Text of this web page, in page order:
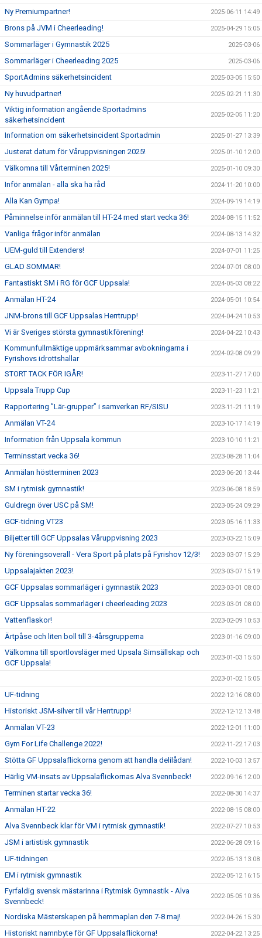
Ny Premiumpartner! 2025-06-11 14:49
Brons på JVM i Cheerleading! 2025-04-29 15:05
Sommarläger i Gymnastik 2025 2025-03-06
Sommarläger i Cheerleading 2025 2025-03-06
SportAdmins säkerhetsincident 2025-03-05 15:50
Ny huvudpartner! 2025-02-21 11:30
Viktig information angående Sportadmins
säkerhetsincident
2025-02-05 11:20
Information om säkerhetsincident Sportadmin 2025-01-27 13:39
Justerat datum för Våruppvisningen 2025! 2025-01-10 12:00
Välkomna till Vårterminen 2025! 2025-01-10 09:30
Inför anmälan - alla ska ha råd 2024-11-20 10:00
Alla Kan Gympa! 2024-09-19 14:19
Påminnelse inför anmälan till HT-24 med start vecka 36! 2024-08-15 11:52
Vanliga frågor inför anmälan 2024-08-13 14:32
UEM-guld till Extenders! 2024-07-01 11:25
GLAD SOMMAR! 2024-07-01 08:00
Fantastiskt SM i RG för GCF Uppsala! 2024-05-03 08:22
Anmälan HT-24 2024-05-01 10:54
JNM-brons till GCF Uppsalas Herrtrupp! 2024-04-24 10:53
Vi är Sveriges största gymnastikförening! 2024-04-22 10:43
Kommunfullmäktige uppmärksammar avbokningarna i
Fyrishovs idrottshallar
2024-02-08 09:29
STORT TACK FÖR IGÅR! 2023-11-27 17:00
Uppsala Trupp Cup 2023-11-23 11:21
Rapportering ”Lär-grupper” i samverkan RF/SISU 2023-11-21 11:19
Anmälan VT-24 2023-10-17 14:19
Information från Uppsala kommun 2023-10-10 11:21
Terminsstart vecka 36! 2023-08-28 11:04
Anmälan höstterminen 2023 2023-06-20 13:44
SM i rytmisk gymnastik! 2023-06-08 18:59
Guldregn över USC på SM! 2023-05-24 09:29
GCF-tidning VT23 2023-05-16 11:33
Biljetter till GCF Uppsalas Våruppvisning 2023 2023-03-22 15:09
Ny föreningsoverall - Vera Sport på plats på Fyrishov 12/3! 2023-03-07 15:29
Uppsalajakten 2023! 2023-03-07 15:19
GCF Uppsalas sommarläger i gymnastik 2023 2023-03-01 08:00
GCF Uppsalas sommarläger i cheerleading 2023 2023-03-01 08:00
Vattenflaskor! 2023-02-09 10:53
Ärtpåse och liten boll till 3-4årsgrupperna 2023-01-16 09:00
Välkomna till sportlovsläger med Upsala Simsällskap och
GCF Uppsala!
2023-01-03 15:50
2023-01-02 15:05
UF-tidning 2022-12-16 08:00
Historiskt JSM-silver till vår Herrtrupp! 2022-12-12 13:48
Anmälan VT-23 2022-12-01 11:00
Gym For Life Challenge 2022! 2022-11-22 17:03
Stötta GF Uppsalaflickorna genom att handla delilådan! 2022-10-03 13:57
Härlig VM-insats av Uppsalaflickornas Alva Svennbeck! 2022-09-16 12:00
Terminen startar vecka 36! 2022-08-30 14:37
Anmälan HT-22 2022-08-15 08:00
Alva Svennbeck klar för VM i rytmisk gymnastik! 2022-07-27 10:53
JSM i artistisk gymnastik 2022-06-28 09:16
UF-tidningen 2022-05-13 13:08
EM i rytmisk gymnastik 2022-05-12 16:15
Fyrfaldig svensk mästarinna i Rytmisk Gymnastik - Alva
Svennbeck!
2022-05-05 10:36
Nordiska Mästerskapen på hemmaplan den 7-8 maj! 2022-04-26 15:30
Historiskt namnbyte för GF Uppsalaflickorna! 2022-04-22 13:25